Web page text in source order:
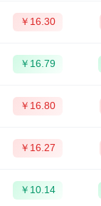
￥16.30
￥16.79
￥16.80
￥16.27
￥10.14